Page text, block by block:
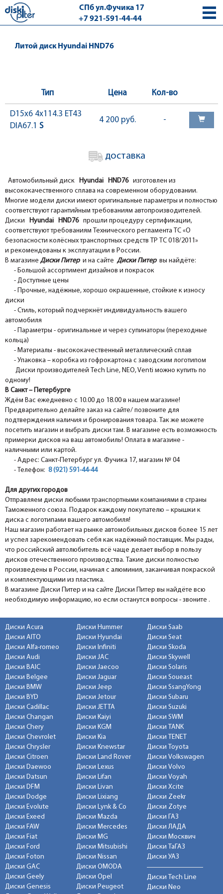
СПб ул.Фучика 17
+7 921-591-44-44
Литой диск Hyundai HND76
Тип Цена Кол-во
D15x6 4x114.3 ET43
DIA67.1 S
4 200 руб. -
доставка
Автомобильный диск Hyundai HND76 изготовлен из
высококачественного сплава на современном оборудовании.
Многие модели диски имеют оригинальные параметры и полностью
соответствуют гарантийным требованиям автопроизводителей.
Диски Hyundai HND76 прошли процедуру сертификации,
соответствуют требованиям Технического регламента ТС «О
безопасности колёсных транспортных средств ТР ТС 018/2011»
и рекомендованы к эксплуатации в России.
В магазине Диски Питер и на сайте Диски Питер вы найдёте:
- Большой ассортимент дизайнов и покрасок
- Доступные цены
- Прочные, надёжные, хорошо окрашенные, стойкие к износу
диски
- Стиль, который подчеркнёт индивидуальность вашего
автомобиля
- Параметры - оригинальные и через супинаторы (переходные
кольца)
- Материалы - высококачественный металлический сплав
- Упаковка – коробка из гофрокартона с заводским логотипом
Диски производителей Tech Line, NEO, Venti можно купить по
одному!
В Санкт – Петербурге
Ждём Вас ежедневно с 10.00 до 18.00 в нашем магазине!
Предварительно делайте заказ на сайте/ позвоните для
подтверждения наличия и бронирования товара. Так же можете
посетить магазин и выбрать диски там. В магазине есть возможность
примерки дисков на ваш автомобиль! Оплата в магазине -
наличными или картой.
- Адрес: Санкт-Петербург ул. Фучика 17, магазин № 04
- Телефон: 8 (921) 591-44-44
Для других городов
Отправляем диски любыми транспортными компаниями в страны
Таможенного союза. Подарок каждому покупателю – крышки к
диска с логотипами вашего автомобиля!
Наш магазин работает на рынке автомобильных дисков более 15 лет
и успел зарекомендовать себя как надёжный поставщик. Мы рады,
что российский автолюбитель всё чаще делает выбор в пользу
дисков отечественного производства. Такие диски полностью
произведены в России, начиная с алюминия, заканчивая покраской
и комплектующими из пластика.
В магазине Диски Питер и на сайте Диски Питер вы найдёте всю
необходимую информацию, но если останутся вопросы - звоните .
Диски Acura
Диски AITO
Диски Alfa-romeo
Диски Audi
Диски BAIC
Диски Belgee
Диски BMW
Диски BYD
Диски Cadillac
Диски Changan
Диски Chery
Диски Chevrolet
Диски Chrysler
Диски Citroen
Диски Daewoo
Диски Datsun
Диски DFM
Диски Dodge
Диски Evolute
Диски Exeed
Диски FAW
Диски Fiat
Диски Ford
Диски Foton
Диски GAC
Диски Geely
Диски Genesis
Диски Hummer
Диски Hyundai
Диски Infiniti
Диски JAC
Диски Jaecoo
Диски Jaguar
Диски Jeep
Диски Jetour
Диски JETTA
Диски Kaiyi
Диски KGM
Диски Kia
Диски Knewstar
Диски Land Rover
Диски Lexus
Диски Lifan
Диски Livan
Диски Lixiang
Диски Lynk & Co
Диски Mazda
Диски Mercedes
Диски MG
Диски Mitsubishi
Диски Nissan
Диски OMODA
Диски Opel
Диски Peugeot
Диски Saab
Диски Seat
Диски Skoda
Диски Skywell
Диски Solaris
Диски Soueast
Диски SsangYong
Диски Subaru
Диски Suzuki
Диски SWM
Диски TANK
Диски TENET
Диски Toyota
Диски Volkswagen
Диски Volvo
Диски Voyah
Диски Xcite
Диски Zeekr
Диски Zotye
Диски ГАЗ
Диски ЛАДА
Диски Москвич
Диски ТаГАЗ
Диски УАЗ
Диски Tech Line
Диски Neo